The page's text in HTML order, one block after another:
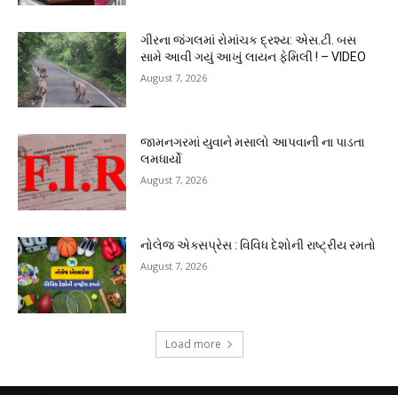
ગીરના જંગલમાં રોમાંચક દ્રશ્ય: એસ.ટી. બસ
સામે આવી ગયું આખું લાયન ફેમિલી ! – VIDEO
August 7, 2026
જામનગરમાં યુવાને મસાલો આપવાની ના પાડતા
લમધાર્યો
August 7, 2026
નોલેજ એક્સપ્રેસ : વિવિધ દેશોની રાષ્ટ્રીય રમતો
August 7, 2026
Load more